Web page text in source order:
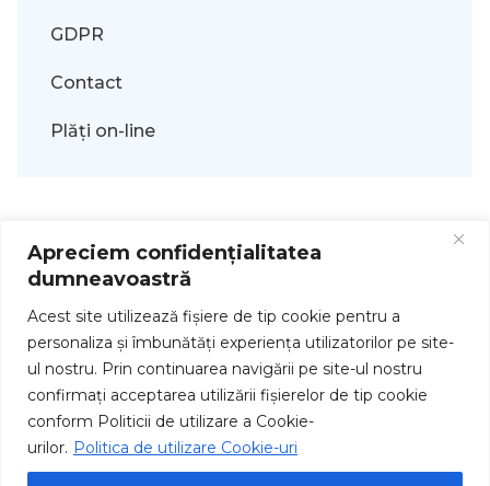
Apreciem confidențialitatea
dumneavoastră
Acest site utilizează fişiere de tip cookie pentru a
personaliza și îmbunătăți experiența utilizatorilor pe site-
ul nostru. Prin continuarea navigării pe site-ul nostru
confirmați acceptarea utilizării fişierelor de tip cookie
conform Politicii de utilizare a Cookie-
urilor. Politica de utilizare Cookie-uri
GDPR
Contact
Plăți on-line
Drepturi de autor © 2026